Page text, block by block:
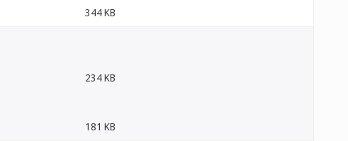
344 KB
234 KB
181 KB